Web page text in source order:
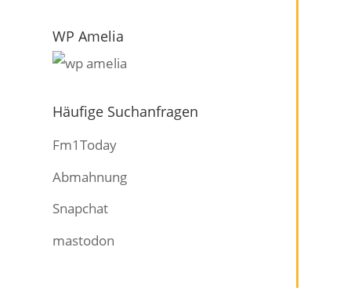
WP Amelia
Häufige Suchanfragen
Fm1Today
Abmahnung
Snapchat
mastodon